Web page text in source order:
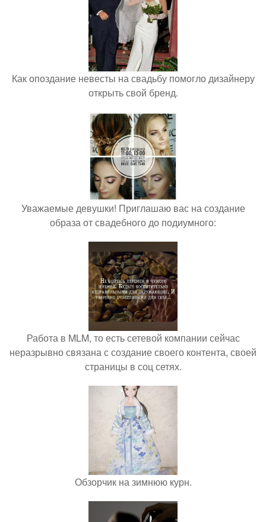
Как опоздание невесты на свадьбу помогло дизайнеру
открыть свой бренд.
Уважаемые девушки! Приглашаю вас на создание
образа от свадебного до подиумного:
Работа в MLM, то есть сетевой компании сейчас
неразрывно связана с создание своего контента, своей
страницы в соц сетях.
Обзорчик на зимнюю курн.